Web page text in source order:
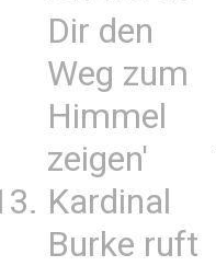
Dir den
Weg zum
Himmel
zeigen'
Kardinal
Burke ruft